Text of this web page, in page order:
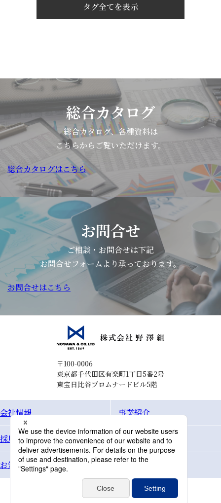
タグ全てを表示
総合カタログ
総合カタログ、各種資料は
こちらからご覧いただけます。
総合カタログはこちら
お問合せ
ご相談・お問合せは下記
お問合せフォームより承っております。
お問合せはこちら
〒100-0006
東京都千代田区有楽町1丁目5番2号
東宝日比谷プロムナードビル5階
会社情報 事業紹介
採用情報 Topics
お知らせ お問合せ
個人情報保護方針 サイトマップ